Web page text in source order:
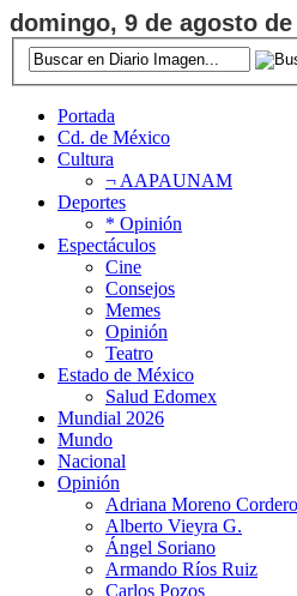
domingo, 9 de agosto de
Portada
Cd. de México
Cultura
¬ AAPAUNAM
Deportes
* Opinión
Espectáculos
Cine
Consejos
Memes
Opinión
Teatro
Estado de México
Salud Edomex
Mundial 2026
Mundo
Nacional
Opinión
Adriana Moreno Cordero
Alberto Vieyra G.
Ángel Soriano
Armando Ríos Ruiz
Carlos Pozos